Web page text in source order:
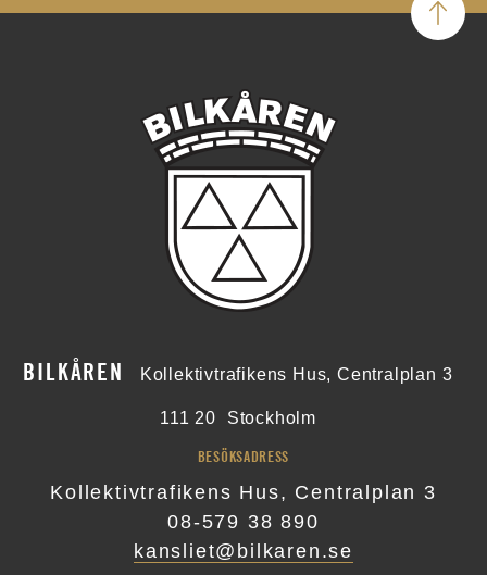
BILKÅREN Kollektivtrafikens Hus, Centralplan 3
111 20 Stockholm
BESÖKSADRESS
Kollektivtrafikens Hus, Centralplan 3
08-579 38 890
kansliet@bilkaren.se